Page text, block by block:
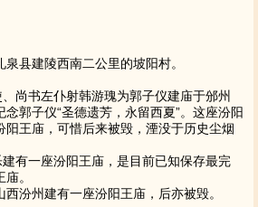
泉县建陵西南二公里的坡阳村。
书左仆射韩游瑰为郭子仪建庙于邠州
念郭子仪“圣德遗芳，永留西夏”。这座汾阳
阳王庙，可惜后来被毁，湮没于历史尘烟
一座汾阳王庙，是目前已知保存最完
。
州建有一座汾阳王庙，后亦被毁。